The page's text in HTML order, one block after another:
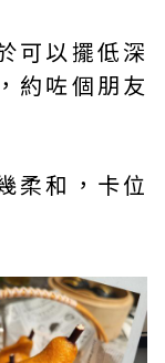
可以擺低深
約咗個朋友
柔和，卡位